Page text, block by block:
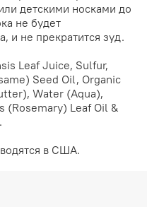
детскими носками до
не будет
и не прекратится зуд.
Leaf Juice, Sulfur,
Seed Oil, Organic
Water (Aqua),
(Rosemary) Leaf Oil &
в США.